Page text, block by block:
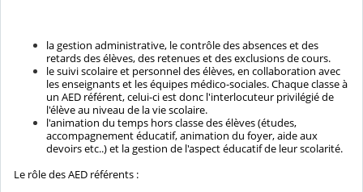
la gestion administrative, le contrôle des absences et des
retards des élèves, des retenues et des exclusions de cours.
le suivi scolaire et personnel des élèves, en collaboration avec
les enseignants et les équipes médico-sociales. Chaque classe à
un AED référent, celui-ci est donc l'interlocuteur privilégié de
l'élève au niveau de la vie scolaire.
l'animation du temps hors classe des élèves (études,
accompagnement éducatif, animation du foyer, aide aux
devoirs etc..) et la gestion de l'aspect éducatif de leur scolarité.
Le rôle des AED référents :